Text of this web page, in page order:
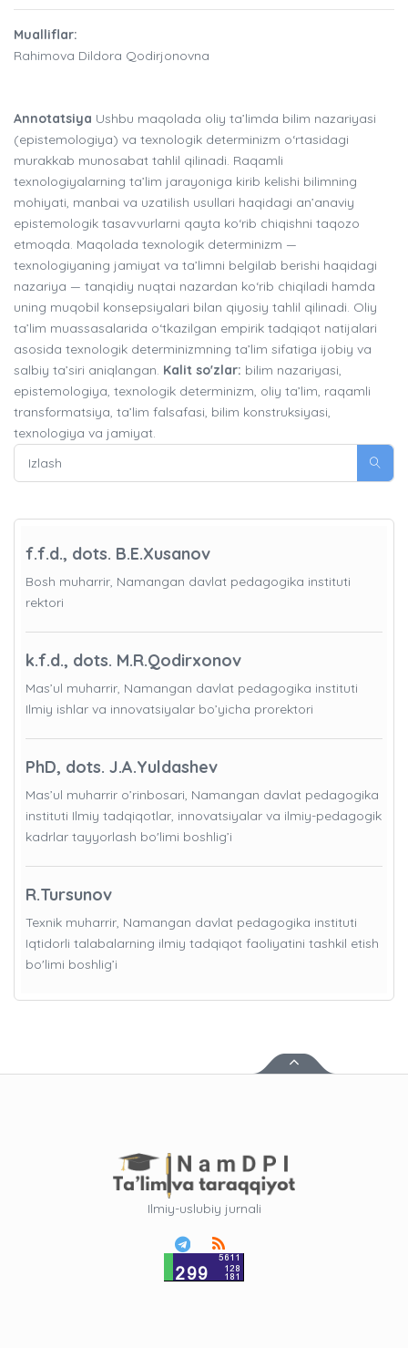
Mualliflar:
Rahimova Dildora Qodirjonovna
Annotatsiya Ushbu maqolada oliy ta’limda bilim nazariyasi
(epistemologiya) va texnologik determinizm o‘rtasidagi
murakkab munosabat tahlil qilinadi. Raqamli
texnologiyalarning ta’lim jarayoniga kirib kelishi bilimning
mohiyati, manbai va uzatilish usullari haqidagi an’anaviy
epistemologik tasavvurlarni qayta ko‘rib chiqishni taqozo
etmoqda. Maqolada texnologik determinizm —
texnologiyaning jamiyat va ta’limni belgilab berishi haqidagi
nazariya — tanqidiy nuqtai nazardan ko‘rib chiqiladi hamda
uning muqobil konsepsiyalari bilan qiyosiy tahlil qilinadi. Oliy
ta’lim muassasalarida o‘tkazilgan empirik tadqiqot natijalari
asosida texnologik determinizmning ta’lim sifatiga ijobiy va
salbiy ta’siri aniqlangan. Kalit so'zlar: bilim nazariyasi,
epistemologiya, texnologik determinizm, oliy ta’lim, raqamli
transformatsiya, ta’lim falsafasi, bilim konstruksiyasi,
texnologiya va jamiyat.
f.f.d., dots. B.E.Xusanov
Bosh muharrir, Namangan davlat pedagogika instituti
rektori
k.f.d., dots. M.R.Qodirxonov
Mas’ul muharrir, Namangan davlat pedagogika instituti
Ilmiy ishlar va innovatsiyalar bo’yicha prorektori
PhD, dots. J.A.Yuldashev
Mas’ul muharrir o’rinbosari, Namangan davlat pedagogika
instituti Ilmiy tadqiqotlar, innovatsiyalar va ilmiy-pedagogik
kadrlar tayyorlash bo'limi boshlig’i
R.Tursunov
Texnik muharrir, Namangan davlat pedagogika instituti
Iqtidorli talabalarning ilmiy tadqiqot faoliyatini tashkil etish
bo'limi boshlig’i
Ilmiy-uslubiy jurnali